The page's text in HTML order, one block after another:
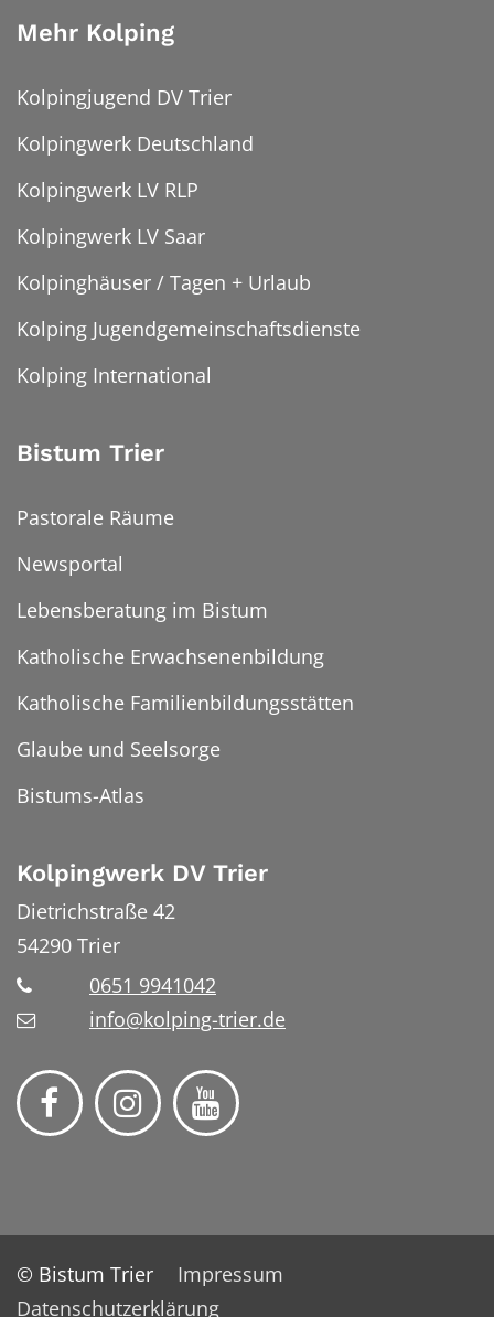
Mehr Kolping
Kolpingjugend DV Trier
Kolpingwerk Deutschland
Kolpingwerk LV RLP
Kolpingwerk LV Saar
Kolpinghäuser / Tagen + Urlaub
Kolping Jugendgemeinschaftsdienste
Kolping International
Bistum Trier
Pastorale Räume
Newsportal
Lebensberatung im Bistum
Katholische Erwachsenenbildung
Katholische Familienbildungsstätten
Glaube und Seelsorge
Bistums-Atlas
Kolpingwerk DV Trier
Dietrichstraße 42
54290 Trier
0651 9941042
info@kolping-trier.de
© Bistum Trier
Impressum
Datenschutzerklärung